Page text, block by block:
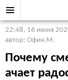
22:48, 16 июня
автор: Офин М.
Почему
ачает